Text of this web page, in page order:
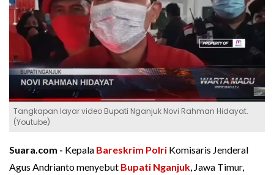
Tangkapan layar video Bupati Nganjuk Novi Rahman Hidayat.
(Youtube)
Suara.com - Kepala Bareskrim Polri Komisaris Jenderal
Agus Andrianto menyebut Bupati Nganjuk, Jawa Timur,